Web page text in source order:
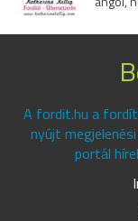
A fordit.hu a
nyújt
portál